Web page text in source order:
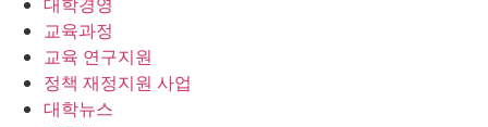
교육과정
교육 연구지원
정책 재정지원 사업
대학뉴스